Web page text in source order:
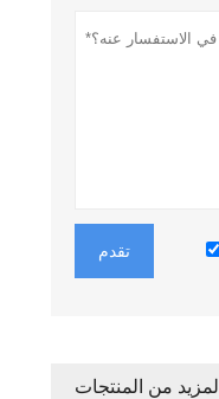
تقدم
المزيد من المنتجات